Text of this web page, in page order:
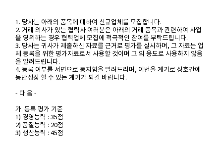
1. 당사는 아래의 품목에 대하여 신규업체를 모집합니다.
2. 거래 의사가 있는 협력사 여러분은 아래의 거래 품목과 관련하여 사업
을 영위하는 경우 협력업체 모집에 적극적인 참여를 부탁드립니다.
3. 당사는 귀사가 제출하신 자료를 근거로 평가를 실시하며, 그 자료는 업
체 등록을 위한 평가자료로서 사용할 것이며 그 외 용도로 사용하지 않음
을 알려드립니다.
4. 등록 여부를 서면으로 통지함을 알려드리며, 이번을 계기로 상호간에
동반성장 할 수 있는 계기가 되길 바랍니다.
- 다 음 -
가. 등록 평가 기준
1) 경영능력 : 35점
2) 품질능력 : 20점
3) 생산능력 : 45점